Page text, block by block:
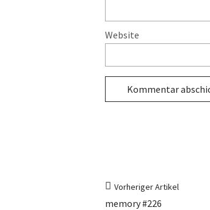
Website
Vorheriger Artikel
memory #226